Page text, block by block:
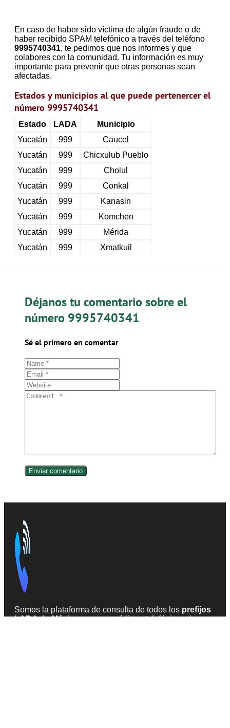
En caso de haber sido víctima de algún fraude o de
haber recibido SPAM telefónico a través del teléfono
9995740341, te pedimos que nos informes y que
colabores con la comunidad. Tu información es muy
importante para prevenir que otras personas sean
afectadas.
Estados y municipios al que puede pertenercer el
número 9995740341
Estado LADA
Municipio
Yucatán
999
Caucel
Yucatán
999
Chicxulub Pueblo
Yucatán
999
Cholul
Yucatán
999
Conkal
Yucatán
999
Kanasin
Yucatán
999
Komchen
Yucatán
999
Mérida
Yucatán
999 Xmatkuil
Déjanos tu comentario sobre el
número 9995740341
Sé el primero en comentar
Somos la plataforma de consulta de todos los prefijos
LADA de México, que son códigos telefónicos de